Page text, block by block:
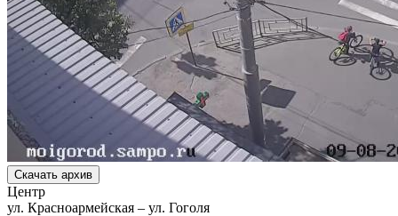
Скачать архив
Центр
ул. Красноармейская – ул. Гоголя